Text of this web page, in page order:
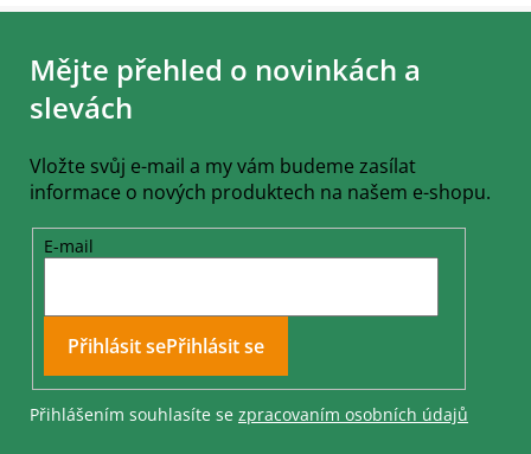
Z
Mějte přehled o novinkách a
slevách
Vložte svůj e-mail a my vám budeme zasílat
informace o nových produktech na našem e-shopu.
E-mail
Přihlásit se
Přihlášením souhlasíte se zpracovaním osobních údajů